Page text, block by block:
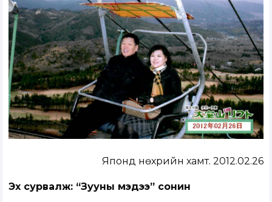
Японд нөхрийн хамт. 2012.02.26
Эх сурвалж: “Зууны мэдээ” сонин